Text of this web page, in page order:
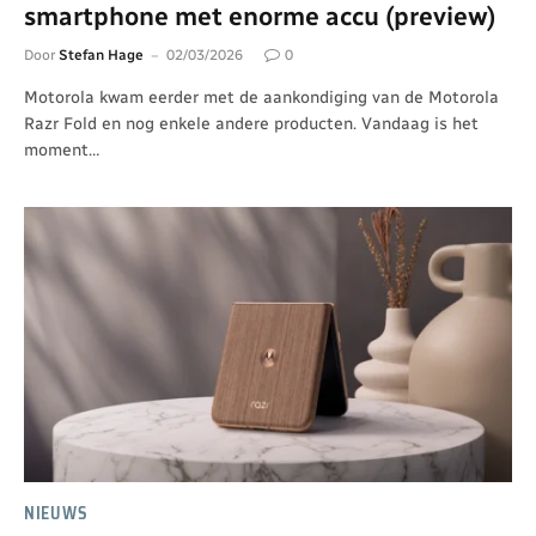
smartphone met enorme accu (preview)
Door Stefan Hage 02/03/2026 0
Motorola kwam eerder met de aankondiging van de Motorola
Razr Fold en nog enkele andere producten. Vandaag is het
moment…
NIEUWS